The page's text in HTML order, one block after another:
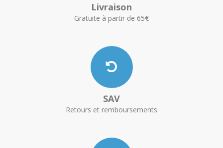
Livraison
Gratuite à partir de 65€
SAV
Retours et remboursements